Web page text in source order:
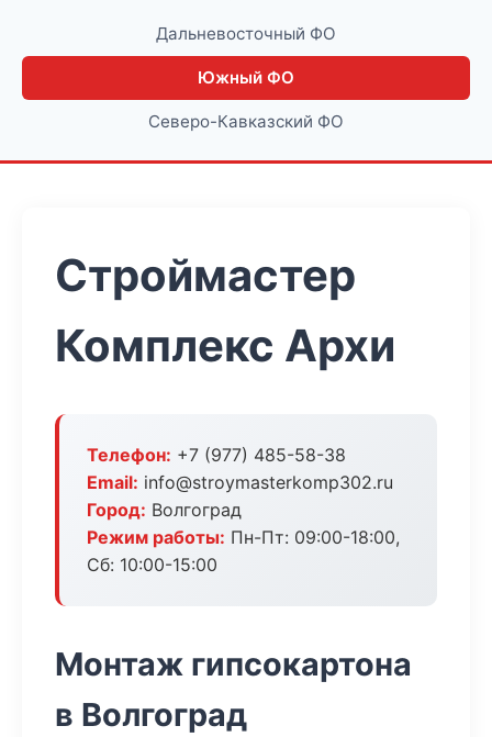
Дальневосточный ФО
Южный ФО
Северо-Кавказский ФО
Строймастер
Комплекс Архи
Телефон: +7 (977) 485-58-38
Email: info@stroymasterkomp302.ru
Город: Волгоград
Режим работы: Пн-Пт: 09:00-18:00,
Сб: 10:00-15:00
Монтаж гипсокартона
в Волгоград